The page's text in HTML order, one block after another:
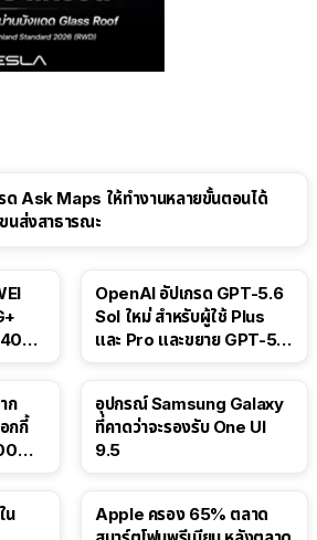
Ask Maps ให้ทำงานหลายขั้นตอนได้
นส่งสาธารณะ
OpenAI อัปเกรด GPT-5.6
Sol ใหม่ สำหรับผู้ใช้ Plus
และ Pro และขยาย GPT-5.6
ก
กกี้
อุปกรณ์ Samsung Galaxy
ที่คาดว่าจะรองรับ One UI
9.5
น
Apple ครอง 65% ตลาด